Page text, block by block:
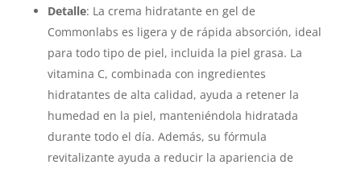
Detalle: La crema hidratante en gel de
Commonlabs es ligera y de rápida absorción, ideal
para todo tipo de piel, incluida la piel grasa. La
vitamina C, combinada con ingredientes
hidratantes de alta calidad, ayuda a retener la
humedad en la piel, manteniéndola hidratada
durante todo el día. Además, su fórmula
revitalizante ayuda a reducir la apariencia de